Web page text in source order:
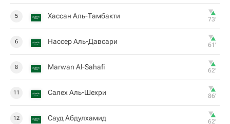
5 Хассан Аль-Тамбакти 73‎’‎
6 Нассер Аль-Давсари 61‎’‎
8 Marwan Al-Sahafi 62‎’‎
11 Салех Аль-Шехри 86‎’‎
12 Сауд Абдулхамид 62‎’‎